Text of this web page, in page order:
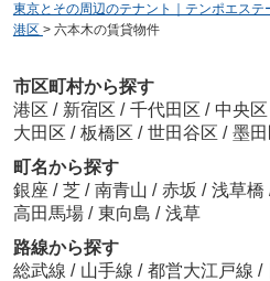
東京とその周辺のテナント｜テンポエステ
港区 > 六本木の賃貸物件
市区町村から探す
港区 / 新宿区 / 千代田区 / 中央区
大田区 / 板橋区 / 世田谷区 / 墨
町名から探す
銀座 / 芝 / 南青山 / 赤坂 / 浅草橋
高田馬場 / 東向島 / 浅草
路線から探す
総武線 / 山手線 / 都営大江戸線 /